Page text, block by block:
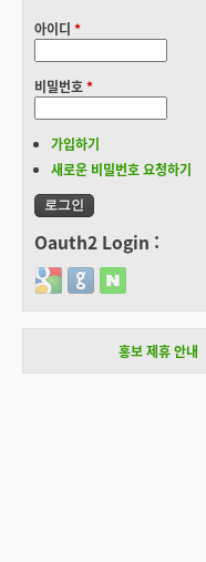
아이디 *
비밀번호*
가입하기
새로운 비밀번호 요청하기
Oauth2 Login :
Login with Google
Login with GitHub
Login with Naver
홍보 제휴 안내